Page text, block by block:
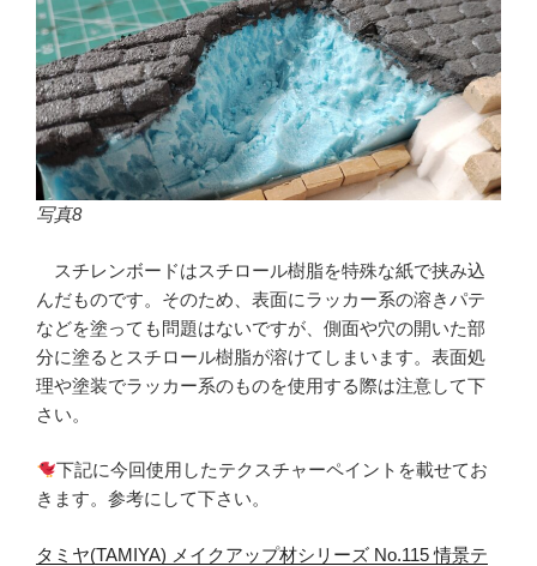
写真8
スチレンボードはスチロール樹脂を特殊な紙で挟み込
んだものです。そのため、表面にラッカー系の溶きパテ
などを塗っても問題はないですが、側面や穴の開いた部
分に塗るとスチロール樹脂が溶けてしまいます。表面処
理や塗装でラッカー系のものを使用する際は注意して下
さい。
下記に今回使用したテクスチャーペイントを載せてお
きます。参考にして下さい。
タミヤ(TAMIYA) メイクアップ材シリーズ No.115 情景テ